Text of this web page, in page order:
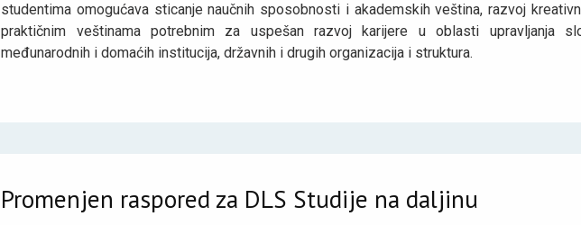
studentima omogućava sticanje naučnih sposobnosti i akademskih veština, razvoj
praktičnim veštinama potrebnim za uspešan razvoj karijere u oblasti upravljanja
međunarodnih i domaćih institucija, državnih i drugih organizacija i struktura.
Promenjen raspored za DLS Studije na daljinu